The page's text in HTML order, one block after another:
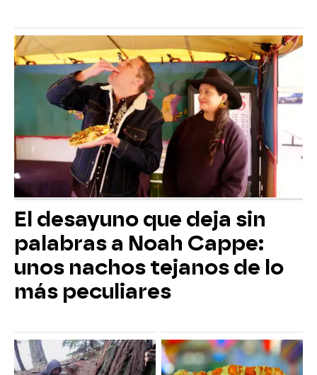
El desayuno que deja sin
palabras a Noah Cappe:
unos nachos tejanos de lo
más peculiares